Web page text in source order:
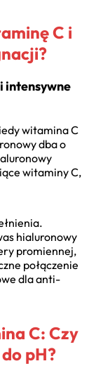
C i
intensywne
witamina C
dba o
witaminy C,
hialuronowy
promiennej,
połączenie
dla anti-
C: Czy
pH?